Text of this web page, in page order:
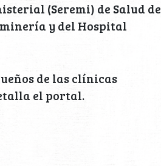
(Seremi) de Salud de
y del Hospital
de las clínicas
el portal.